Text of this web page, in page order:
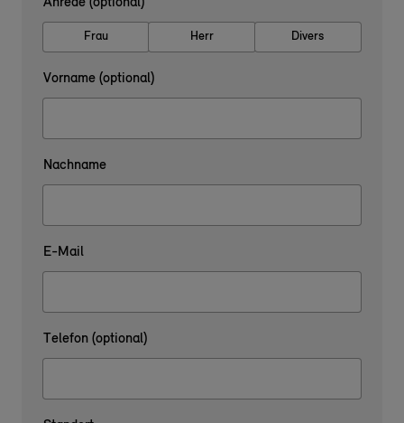
Frau Herr Divers
Vorname (optional)
Nachname
E-Mail
Telefon (optional)